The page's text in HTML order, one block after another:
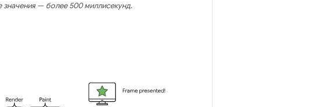
значения — более 500 миллисекунд.